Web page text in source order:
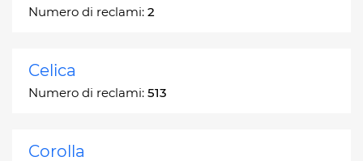
Numero di reclami: 2
Celica
Numero di reclami: 513
Corolla